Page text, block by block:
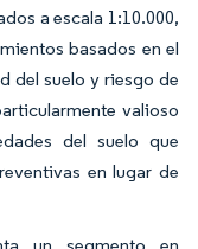
a escala 1:10.000,
basados en el
del suelo y riesgo de
valioso
del suelo que
en lugar de